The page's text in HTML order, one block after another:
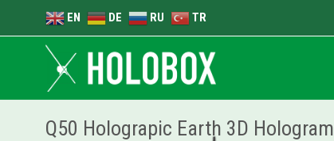
EN DE RU TR
Q50 Holograpic Earth 3D Hologram